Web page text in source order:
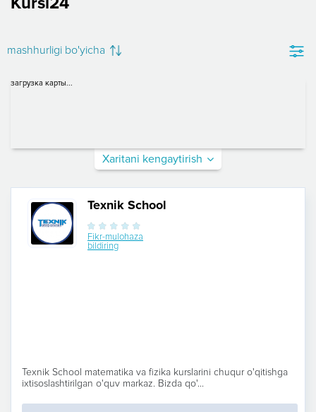
mashhurligi bo'yicha
загрузка карты...
Xaritani kengaytirish
Texnik School
Fikr-mulohaza
bildiring
Texnik School matematika va fizika kurslarini chuqur o'qitishga
ixtisoslashtirilgan o'quv markaz. Bizda qo'...